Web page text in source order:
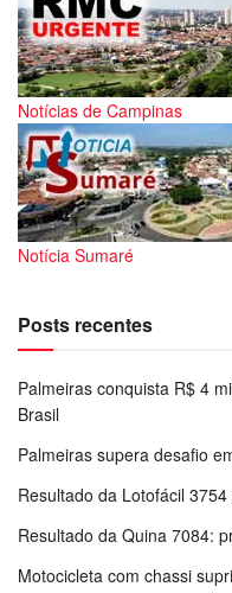
Notícias de Campinas
Notícia Sumaré
Posts recentes
Palmeiras conquista R$ 4
Brasil
Palmeiras supera desafio
Resultado da Lotofácil
Resultado da Quina 7084:
Motocicleta com chassi